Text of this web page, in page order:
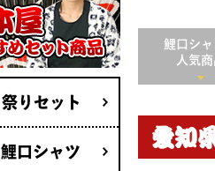
祭りセット
鯉口シャツ
鯉口シャ
人気
愛知